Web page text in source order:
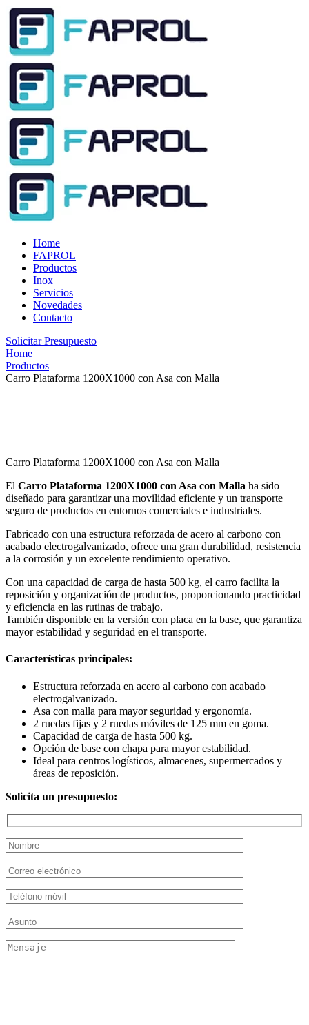
Home
FAPROL
Productos
Inox
Servicios
Novedades
Contacto
Solicitar Presupuesto
Home
Productos
Carro Plataforma 1200X1000 con Asa con Malla
Carro Plataforma 1200X1000 con Asa con Malla
El Carro Plataforma 1200X1000 con Asa con Malla ha sido
diseñado para garantizar una movilidad eficiente y un transporte
seguro de productos en entornos comerciales e industriales.
Fabricado con una estructura reforzada de acero al carbono con
acabado electrogalvanizado, ofrece una gran durabilidad, resistencia
a la corrosión y un excelente rendimiento operativo.
Con una capacidad de carga de hasta 500 kg, el carro facilita la
reposición y organización de productos, proporcionando practicidad
y eficiencia en las rutinas de trabajo.
También disponible en la versión con placa en la base, que garantiza
mayor estabilidad y seguridad en el transporte.
Características principales:
Estructura reforzada en acero al carbono con acabado
electrogalvanizado.
Asa con malla para mayor seguridad y ergonomía.
2 ruedas fijas y 2 ruedas móviles de 125 mm en goma.
Capacidad de carga de hasta 500 kg.
Opción de base con chapa para mayor estabilidad.
Ideal para centros logísticos, almacenes, supermercados y
áreas de reposición.
Solicita un presupuesto: